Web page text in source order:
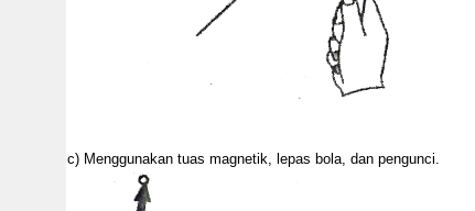
c) Menggunakan tuas magnetik, lepas bola, dan pengunci.